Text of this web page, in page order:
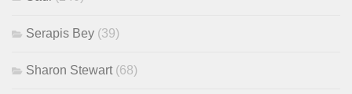
Serapis Bey (39)
Sharon Stewart (68)